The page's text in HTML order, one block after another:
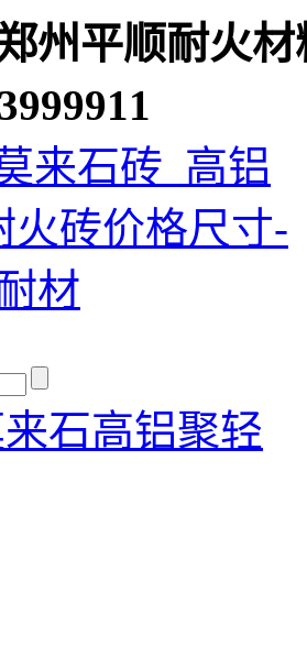
州平顺耐火
石高铝聚轻